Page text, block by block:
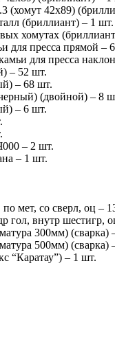
(хомут 42х89)
(бриллиант) – 1 шт.
хомутах
для пресса прямой –
для пресса
– 52 шт.
– 68 шт.
(двойной) – 8
– 6 шт.
– 2 шт.
– 1 шт.
мет, со сверл, оц –
внутр шестигр,
300мм) (сварка)
500мм) (сварка)
“Каратау”) – 1 шт.